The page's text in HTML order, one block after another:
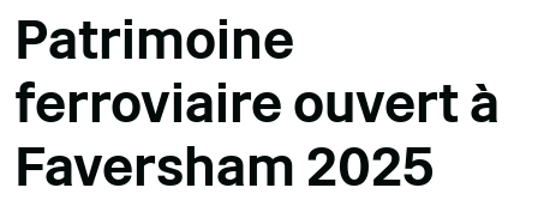
Patrimoine
ferroviaire ouvert à
Faversham 2025